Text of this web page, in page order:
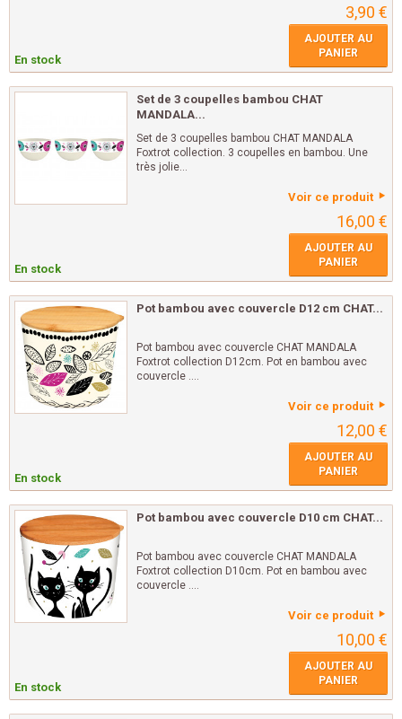
3,90 €
En stock
AJOUTER AU
PANIER
Set de 3 coupelles bambou CHAT
MANDALA...
Set de 3 coupelles bambou CHAT MANDALA
Foxtrot collection. 3 coupelles en bambou. Une
très jolie...
Voir ce produit
16,00 €
En stock
AJOUTER AU
PANIER
Pot bambou avec couvercle D12 cm CHAT...
Pot bambou avec couvercle CHAT MANDALA
Foxtrot collection D12cm. Pot en bambou avec
couvercle ....
Voir ce produit
12,00 €
En stock
AJOUTER AU
PANIER
Pot bambou avec couvercle D10 cm CHAT...
Pot bambou avec couvercle CHAT MANDALA
Foxtrot collection D10cm. Pot en bambou avec
couvercle ....
Voir ce produit
10,00 €
En stock
AJOUTER AU
PANIER